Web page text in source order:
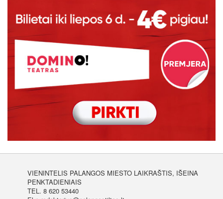
VIENINTELIS PALANGOS MIESTO LAIKRAŠTIS, IŠEINA
PENKTADIENIAIS
TEL. 8 620 53440